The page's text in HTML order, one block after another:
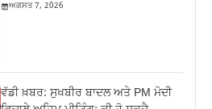
ਅਗਸਤ 7, 2026
ਵੱਡੀ ਖ਼ਬਰ: ਸੁਖਬੀਰ ਬਾਦਲ ਅਤੇ PM ਮੋਦੀ